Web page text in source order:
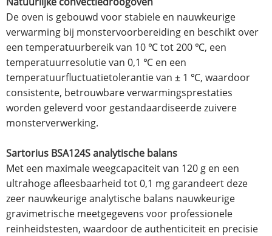
De oven is gebouwd voor stabiele en nauwkeurige
verwarming bij monstervoorbereiding en beschikt over
een temperatuurbereik van 10 ℃ tot 200 ℃, een
temperatuurresolutie van 0,1 ℃ en een
temperatuurfluctuatietolerantie van ± 1 ℃, waardoor
consistente, betrouwbare verwarmingsprestaties
worden geleverd voor gestandaardiseerde zuivere
monsterverwerking.
Sartorius BSA124S analytische balans
Met een maximale weegcapaciteit van 120 g en een
ultrahoge afleesbaarheid tot 0,1 mg garandeert deze
zeer nauwkeurige analytische balans nauwkeurige
gravimetrische meetgegevens voor professionele
reinheidstesten, waardoor de authenticiteit en precisie